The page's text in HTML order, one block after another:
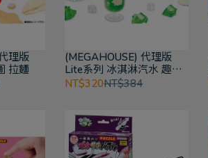
理版
拉麵
(MEGAHOUSE) 代理版
Lite系列 冰淇淋汽水 趣味
拼圖
NT$320NT$384